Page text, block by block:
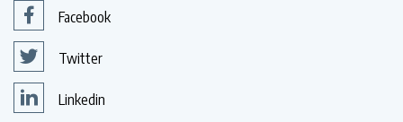
Facebook
Twitter
Linkedin